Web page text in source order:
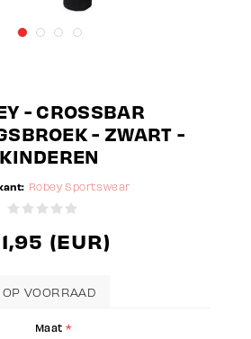
- CROSSBAR
- ZWART -
KINDEREN
Robey Sportswear
(EUR)
OP VOORRAAD
Maat *